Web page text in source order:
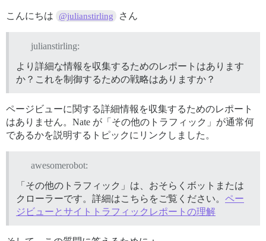
こんにちは @julianstirling さん
julianstirling:
より詳細な情報を収集するためのレポートはあります
か？これを制御するための戦略はありますか？
ページビューに関する詳細情報を収集するためのレポート
はありません。Nate が「その他のトラフィック」が通常何
であるかを説明するトピックにリンクしました。
awesomerobot:
「その他のトラフィック」は、おそらくボットまたは
クローラーです。詳細はこちらをご覧ください。 ペー
ジビューとサイトトラフィックレポートの理解